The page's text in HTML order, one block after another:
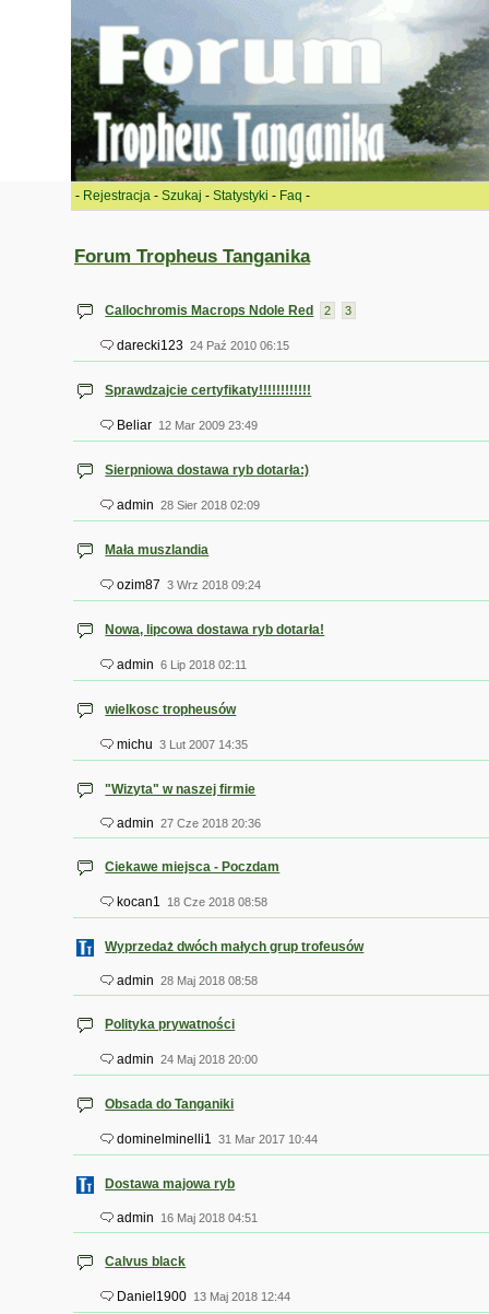
- Rejestracja - Szukaj - Statystyki - Faq -
Forum Tropheus Tanganika
Callochromis Macrops Ndole Red 2 3
darecki123 24 Paź 2010 06:15
Sprawdzajcie certyfikaty!!!!!!!!!!!!
Beliar 12 Mar 2009 23:49
Sierpniowa dostawa ryb dotarła:)
admin 28 Sier 2018 02:09
Mała muszlandia
ozim87 3 Wrz 2018 09:24
Nowa, lipcowa dostawa ryb dotarła!
admin 6 Lip 2018 02:11
wielkosc tropheusów
michu 3 Lut 2007 14:35
"Wizyta" w naszej firmie
admin 27 Cze 2018 20:36
Ciekawe miejsca - Poczdam
kocan1 18 Cze 2018 08:58
Wyprzedaż dwóch małych grup trofeusów
admin 28 Maj 2018 08:58
Polityka prywatności
admin 24 Maj 2018 20:00
Obsada do Tanganiki
dominelminelli1 31 Mar 2017 10:44
Dostawa majowa ryb
admin 16 Maj 2018 04:51
Calvus black
Daniel1900 13 Maj 2018 12:44